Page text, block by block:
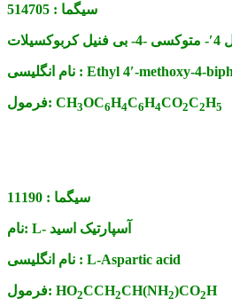
سیگما : 514705
نام انگلیسی : Ethyl 4′-methoxy-4-
فرمول: CH3OC6H4C6H4CO2C2H5
سیگما : 11190
نام: L- آسپارتیک اسید
نام انگلیسی : L-Aspartic acid
فرمول: HO2CCH2CH(NH2)CO2H